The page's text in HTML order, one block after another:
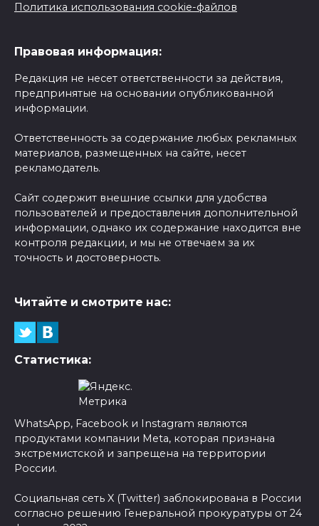
Политика использования cookie-файлов
Правовая информация:
Редакция не несет ответственности за действия,
предпринятые на основании опубликованной
информации.
Ответственность за содержание любых рекламных
материалов, размещенных на сайте, несет
рекламодатель.
Сайт содержит внешние ссылки для удобства
пользователей и предоставления дополнительной
информации, однако их содержание находится вне
контроля редакции, и мы не отвечаем за их
точность и достоверность.
Читайте и смотрите нас:
Статистика:
WhatsApp, Facebook и Instagram являются
продуктами компании Meta, которая признана
экстремистской и запрещена на территории
России.
Социальная сеть X (Twitter) заблокирована в России
согласно решению Генеральной прокуратуры от 24